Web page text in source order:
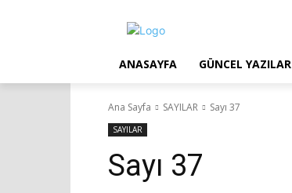
ANASAYFA GÜNCEL YAZILAR
Ana Sayfa SAYILAR Sayı 37
SAYILAR
Sayı 37